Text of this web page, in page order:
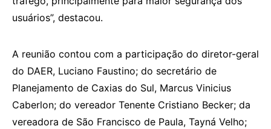
usuários”, destacou.
A reunião contou com a participação do diretor-geral
do DAER, Luciano Faustino; do secretário de
Planejamento de Caxias do Sul, Marcus Vinicius
Caberlon; do vereador Tenente Cristiano Becker; da
vereadora de São Francisco de Paula, Tayná Velho;